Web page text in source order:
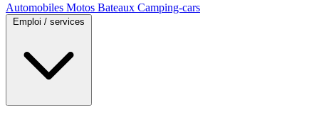
Automobiles Motos Bateaux Camping-cars
Emploi / services